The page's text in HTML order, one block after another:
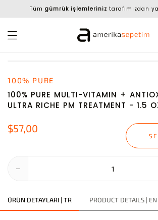
Tüm gümrük işlemleriniz tarafımızdan
100% PURE
100% PURE MULTI-VITAMIN +
ULTRA RICHE PM TREATMENT - 1.5
$57,00
ÜRÜN DETAYLARI | TR PRODUCT DETAILS | EN